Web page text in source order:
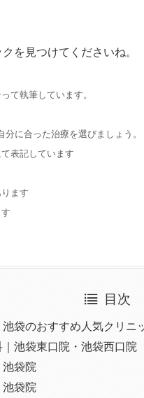
を見つけてくださいね。
て執筆しています。
に合った治療を選びましょう。
表記しています
ます
目次
袋のおすすめ人気クリニ
池袋東口院・池袋西口院
袋院
袋院